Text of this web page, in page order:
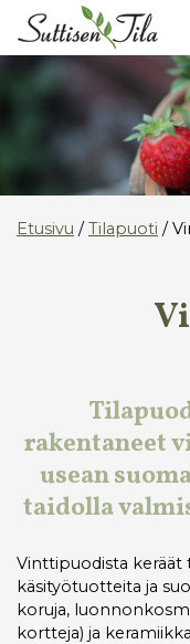
Etusivu /Tilapuoti /
rakentaneet
usean
taidolla
Vinttipuodista keräät
käsityötuotteita ja
koruja,
kortteja) ja